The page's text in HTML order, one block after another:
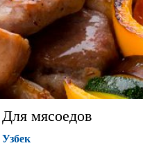
Для мясоедов
Узбек